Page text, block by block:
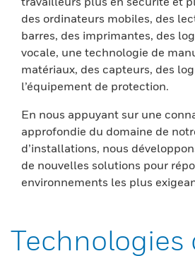
des ordinateurs mobiles, des
barres, des imprimantes, des
vocale, une technologie de
matériaux, des capteurs, des
l’équipement de protection.
En nous appuyant sur une
approfondie du domaine de
d’installations, nous
de nouvelles solutions pour
environnements les plus
Technologies